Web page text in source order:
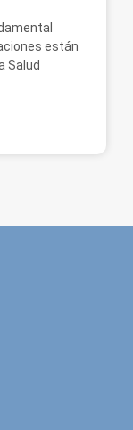
están
Salud